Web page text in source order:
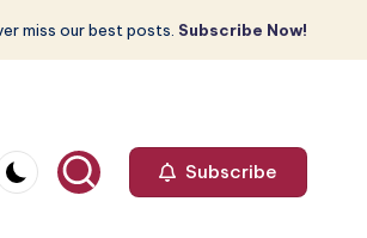
miss our best posts. Subscribe Now!
Subscribe